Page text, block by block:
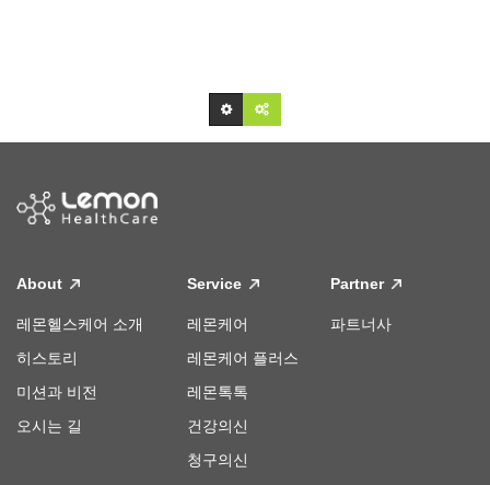
About
레몬헬스케어 소개
히스토리
미션과 비전
오시는 길
Service
레몬케어
레몬케어 플러스
레몬톡톡
건강의신
청구의신
Partner
파트너사